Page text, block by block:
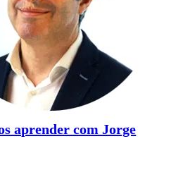
aprender com Jorge